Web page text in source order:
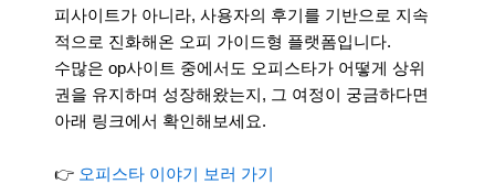
피사이트가 아니라, 사용자의 후기를 기반으로 지속
적으로 진화해온 오피 가이드형 플랫폼입니다.
수많은 op사이트 중에서도 오피스타가 어떻게 상위
권을 유지하며 성장해왔는지, 그 여정이 궁금하다면
아래 링크에서 확인해보세요.
👉 오피스타 이야기 보러 가기